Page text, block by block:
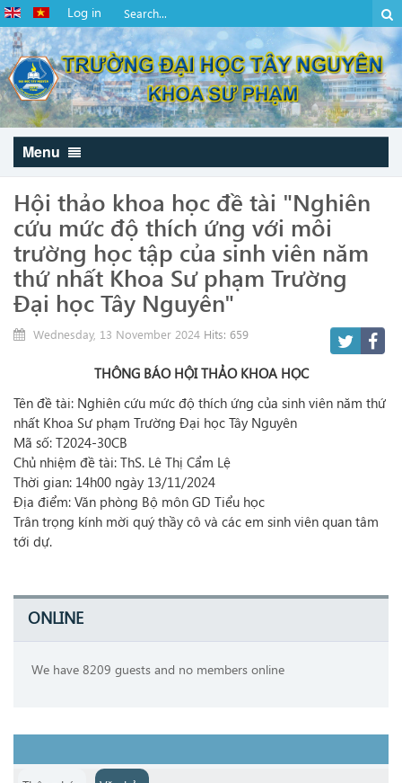
Log in
Menu
Hội thảo khoa học đề tài "Nghiên
cứu mức độ thích ứng với môi
trường học tập của sinh viên năm
thứ nhất Khoa Sư phạm Trường
Đại học Tây Nguyên"
Wednesday, 13 November 2024 Hits: 659
THÔNG BÁO HỘI THẢO KHOA HỌC
Tên đề tài: Nghiên cứu mức độ thích ứng của sinh viên năm thứ
nhất Khoa Sư phạm Trường Đại học Tây Nguyên
Mã số: T2024-30CB
Chủ nhiệm đề tài: ThS. Lê Thị Cẩm Lệ
Thời gian: 14h00 ngày 13/11/2024
Địa điểm: Văn phòng Bộ môn GD Tiểu học
Trân trọng kính mời quý thầy cô và các em sinh viên quan tâm
tới dự.
ONLINE
We have 8209 guests and no members online